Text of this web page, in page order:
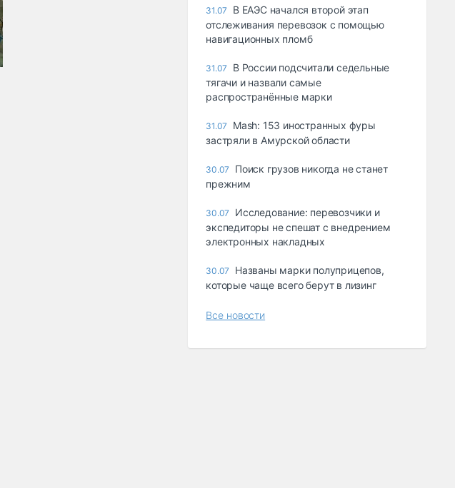
31.07
В ЕАЭС начался второй этап
отслеживания перевозок с помощью
навигационных пломб
31.07
В России подсчитали седельные
тягачи и назвали самые
распространённые марки
31.07
Mash: 153 иностранных фуры
застряли в Амурской области
30.07
Поиск грузов никогда не станет
прежним
30.07
Исследование: перевозчики и
экспедиторы не спешат с внедрением
электронных накладных
30.07
Названы марки полуприцепов,
которые чаще всего берут в лизинг
Все новости